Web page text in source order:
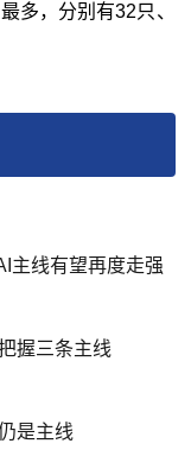
多，分别有32只、
主线有望再度走强
握三条主线
是主线